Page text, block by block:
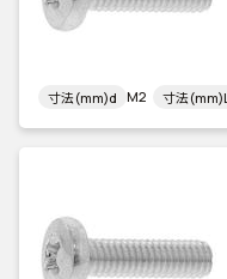
寸法(mm)d M2 寸法(mm)L